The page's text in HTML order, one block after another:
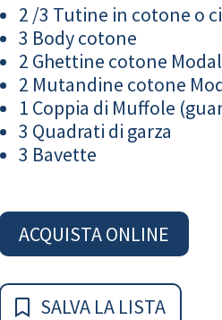
2 /3 Tutine in cotone o
3 Body cotone
2 Ghettine cotone Modal
2 Mutandine cotone
1 Coppia di Muffole
3 Quadrati di garza
3 Bavette
ACQUISTA ONLINE
SALVA LA LISTA